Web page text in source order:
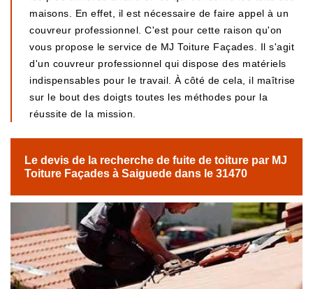
maisons. En effet, il est nécessaire de faire appel à un
couvreur professionnel. C'est pour cette raison qu'on
vous propose le service de MJ Toiture Façades. Il s'agit
d'un couvreur professionnel qui dispose des matériels
indispensables pour le travail. À côté de cela, il maîtrise
sur le bout des doigts toutes les méthodes pour la
réussite de la mission.
Le devis de la recherche de fuite de toiture par MJ
Toiture Façades à Saiguede dans le 31470